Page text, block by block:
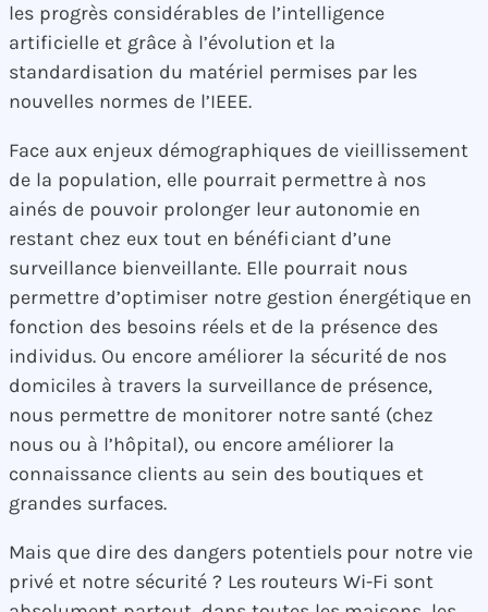
les progrès considérables de l’intelligence
artificielle et grâce à l’évolution et la
standardisation du matériel permises par les
nouvelles normes de l’IEEE.
Face aux enjeux démographiques de vieillissement
de la population, elle pourrait permettre à nos
ainés de pouvoir prolonger leur autonomie en
restant chez eux tout en bénéficiant d’une
surveillance bienveillante. Elle pourrait nous
permettre d’optimiser notre gestion énergétique en
fonction des besoins réels et de la présence des
individus. Ou encore améliorer la sécurité de nos
domiciles à travers la surveillance de présence,
nous permettre de monitorer notre santé (chez
nous ou à l’hôpital), ou encore améliorer la
connaissance clients au sein des boutiques et
grandes surfaces.
Mais que dire des dangers potentiels pour notre vie
privé et notre sécurité ? Les routeurs Wi-Fi sont